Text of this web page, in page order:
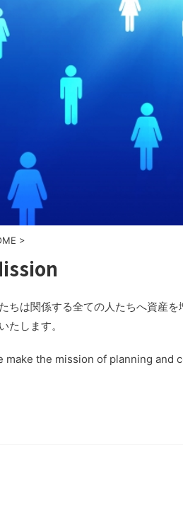
>
ちは関係する全ての人たちへ資産
たします。
make the mission of planning and